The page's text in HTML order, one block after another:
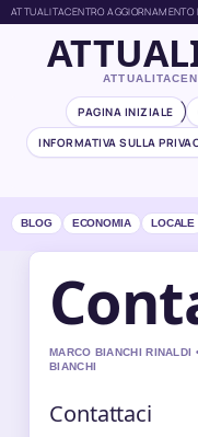
ATTUALITACENTRO AGGIORNAMENTO
PAGINA INIZIALE
INFORMATIVA SULLA
BLOG ECONOMIA LOCALE
MARCO BIANCHI RINALDI
BIANCHI
Contattaci